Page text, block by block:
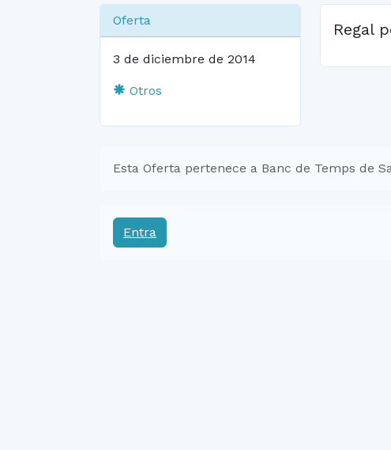
Oferta
3 de diciembre de 2014
Otros
Regal
Esta Oferta pertenece a Banc de Temps de
Entra